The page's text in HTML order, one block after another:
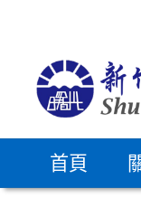
首頁